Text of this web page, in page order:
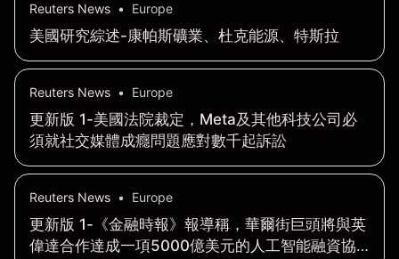
Reuters News • Europe
美國研究綜述-康帕斯礦業、杜克能源、特斯拉
Reuters News • Europe
更新版 1-美國法院裁定，Meta及其他科技公司必
須就社交媒體成癮問題應對數千起訴訟
Reuters News • Europe
更新版 1-《金融時報》報導稱，華爾街巨頭將與英
偉達合作達成一項5000億美元的人工智能融資協